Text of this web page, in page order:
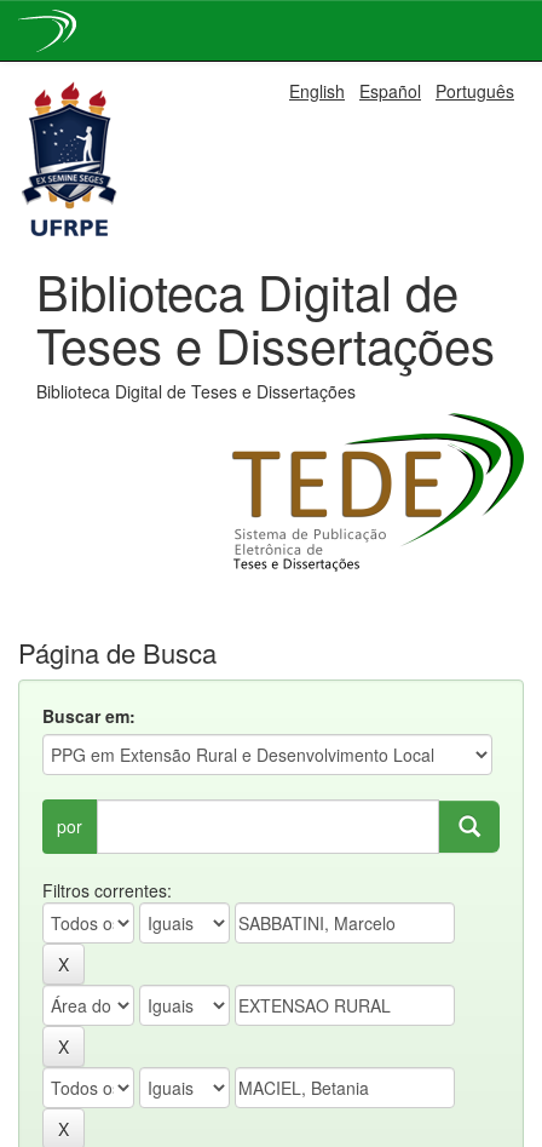
navigation
English Español Português
Biblioteca Digital de
Teses e Dissertações
Biblioteca Digital de Teses e Dissertações
Página de Busca
Buscar em:
por
Filtros correntes: